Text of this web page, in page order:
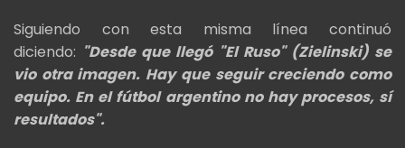
Siguiendo con esta misma línea continuó
diciendo: "Desde que llegó "El Ruso" (Zielinski) se
vio otra imagen. Hay que seguir creciendo como
equipo. En el fútbol argentino no hay procesos, sí
resultados".